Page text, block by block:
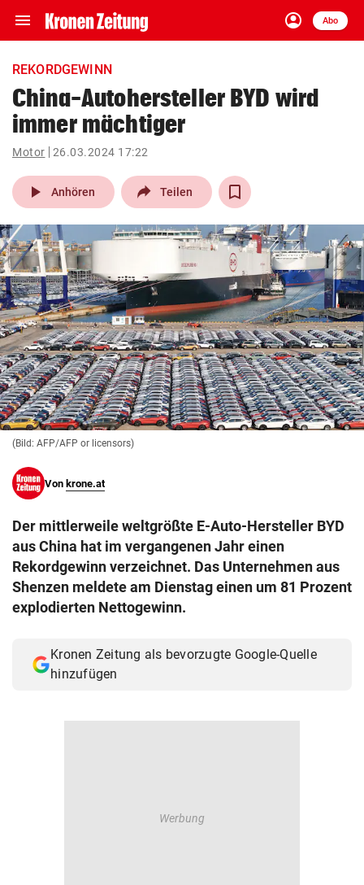
menu Navigation
ein-/ausklappen
account_circle
Anmelden
Abo
close Schließen
account_circle Anmelden
pin_drop
Wien arrow_right
bookmark
search
Suchbegriff
eingeben
© Krone Multimedia GmbH & Co KG 2026
Muthgasse 2, 1190 Wien
REKORDGEWINN
China-Autohersteller BYD wird
immer mächtiger
Motor 26.03.2024 17:22
play_arrow Anhören Teilen
(Bild: AFP/AFP or licensors)
Von krone.at
Der mittlerweile weltgrößte E-Auto-Hersteller BYD
aus China hat im vergangenen Jahr einen
Rekordgewinn verzeichnet. Das Unternehmen aus
Shenzen meldete am Dienstag einen um 81 Prozent
explodierten Nettogewinn.
Kronen Zeitung als bevorzugte Google-Quelle
hinzufügen